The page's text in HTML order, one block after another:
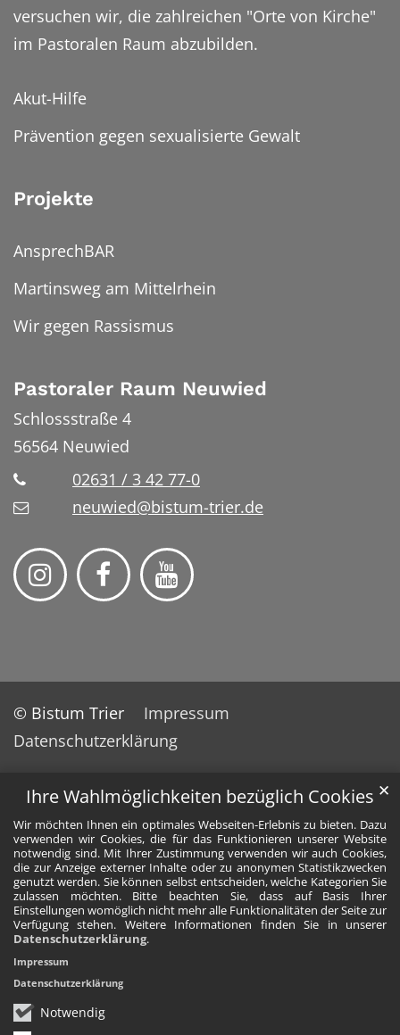
Ihre Wahlmöglichkeiten bezüglich Cookies
Wir möchten Ihnen ein optimales Webseiten-Erlebnis zu bieten. Dazu
verwenden wir Cookies, die für das Funktionieren unserer Website
notwendig sind. Mit Ihrer Zustimmung verwenden wir auch Cookies,
die zur Anzeige externer Inhalte oder zu anonymen Statistikzwecken
genutzt werden. Sie können selbst entscheiden, welche Kategorien Sie
zulassen möchten. Bitte beachten Sie, dass auf Basis Ihrer
Einstellungen womöglich nicht mehr alle Funktionalitäten der Seite zur
Verfügung stehen. Weitere Informationen finden Sie in unserer
Datenschutzerklärung.
Notwendig
✕
Impressum
Datenschutzerklärung
versuchen wir, die zahlreichen "Orte von Kirche"
im Pastoralen Raum abzubilden.
Akut-Hilfe
Prävention gegen sexualisierte Gewalt
Projekte
AnsprechBAR
Martinsweg am Mittelrhein
Wir gegen Rassismus
Pastoraler Raum Neuwied
Schlossstraße 4
56564 Neuwied
02631 / 3 42 77-0
neuwied@bistum-trier.de
© Bistum Trier
Impressum
Datenschutzerklärung